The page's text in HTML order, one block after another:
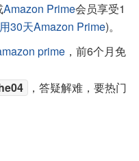
Amazon Prime会员享受1
30天Amazon Prime)。
prime ，前6个月免
，答疑解难，要热门